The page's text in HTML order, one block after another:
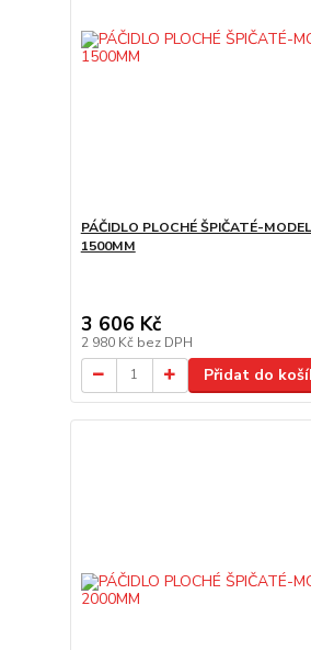
PÁČIDLO PLOCHÉ ŠPIČATÉ-
1500MM
3 606 Kč
2 980 Kč bez DPH
Přidat do